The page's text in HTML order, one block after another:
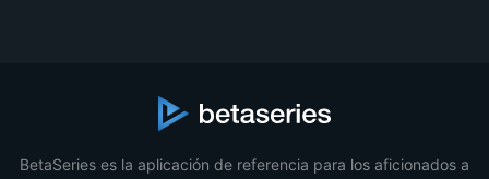
BetaSeries es la aplicación de referencia para los aficionados a